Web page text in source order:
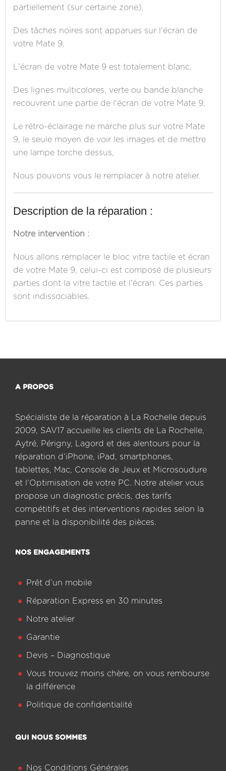
partiellement (sur certaine zone),
Des tâches noires sont apparues sur l'écran de
votre Mate 9,
L'écran de votre Mate 9 est totalement blanc,
Des lignes multicolores, verte ou bande blanche
recouvrent une partie de l'écran de votre Mate 9,
Le rétro-éclairage ne marche plus sur votre Mate
9, le seule moyen de voir les images et de mettre
une lampe torche dessus,
Nous pouvons vous le remplacer à notre atelier.
Description de la réparation :
Notre intervention :
Nous allons remplacer le bloc vitre tactile et écran
de votre Mate 9, celui-ci est composé de plusieurs
parties dont la vitre tactile et l'écran. Ces parties
sont indissociables.
A PROPOS
Spécialiste de la réparation à La Rochelle depuis
2009, SAV17 accueille les clients de La Rochelle,
Aytré, Périgny, Lagord et des alentours pour la
réparation d’iPhone, iPad, smartphones,
tablettes, Mac, Console de Jeux et Microsoudure
et l’Optimisation de votre PC. Notre atelier vous
propose un diagnostic précis, des tarifs
compétitifs et des interventions rapides selon la
panne et la disponibilité des pièces.
NOS ENGAGEMENTS
Prêt d’un mobile
Réparation Express en 30 minutes
Notre atelier
Garantie
Devis – Diagnostique
Vous trouvez moins chère, on vous rembourse
la différence
Politique de confidentialité
QUI NOUS SOMMES
Nos Conditions Générales